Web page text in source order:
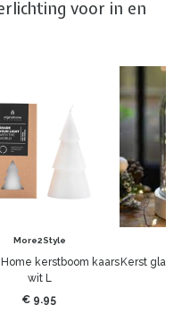
voor in en
More2Style
kerstboom kaars
wit L
€ 9.95
Kerst